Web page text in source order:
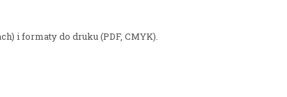
i formaty do druku (PDF, CMYK).